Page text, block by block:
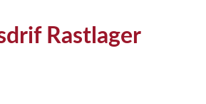
Rastlager